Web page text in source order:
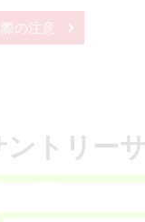
の注意
ントリー